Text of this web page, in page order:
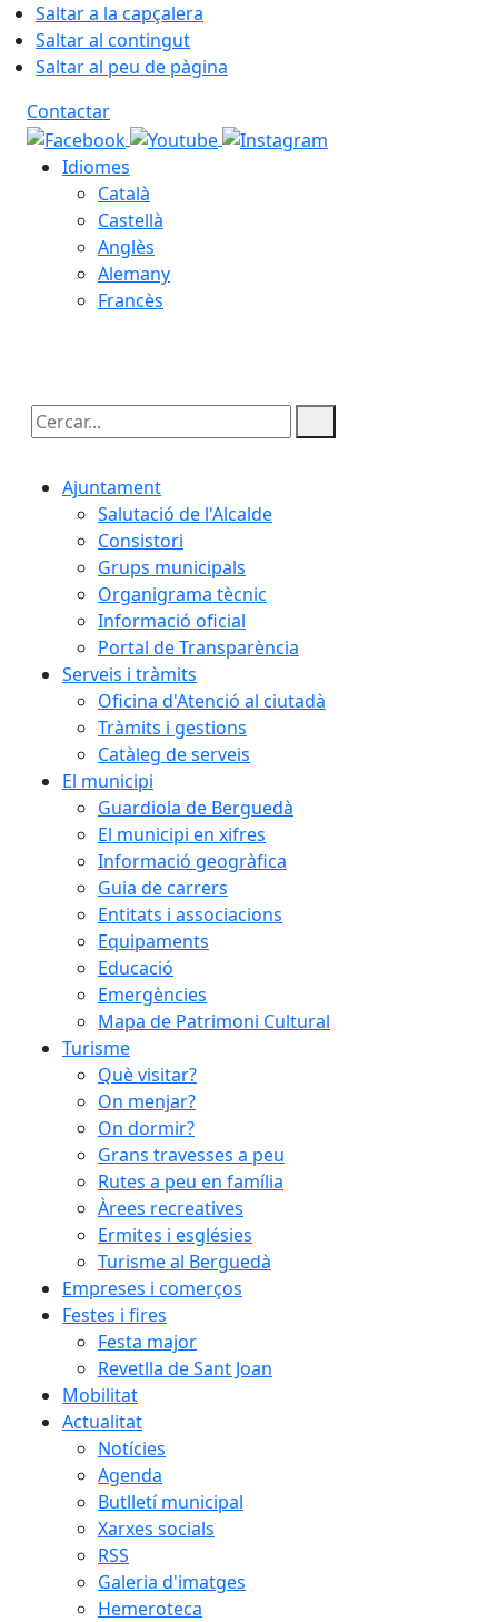
Saltar a la capçalera
Saltar al contingut
Saltar al peu de pàgina
Contactar
Idiomes
Català
Castellà
Anglès
Alemany
Francès
Cercar:
Ajuntament
Salutació de l'Alcalde
Consistori
Grups municipals
Organigrama tècnic
Informació oficial
Portal de Transparència
Serveis i tràmits
Oficina d'Atenció al ciutadà
Tràmits i gestions
Catàleg de serveis
El municipi
Guardiola de Berguedà
El municipi en xifres
Informació geogràfica
Guia de carrers
Entitats i associacions
Equipaments
Educació
Emergències
Mapa de Patrimoni Cultural
Turisme
Què visitar?
On menjar?
On dormir?
Grans travesses a peu
Rutes a peu en família
Àrees recreatives
Ermites i esglésies
Turisme al Berguedà
Empreses i comerços
Festes i fires
Festa major
Revetlla de Sant Joan
Mobilitat
Actualitat
Notícies
Agenda
Butlletí municipal
Xarxes socials
RSS
Galeria d'imatges
Hemeroteca